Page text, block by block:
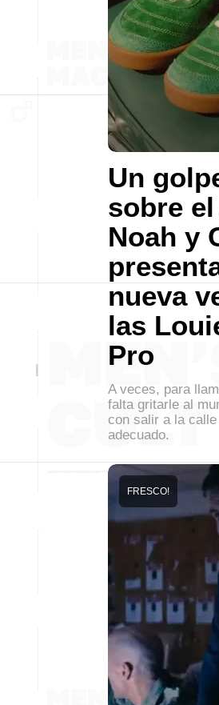
Un
sobre
Noah y
nueva
las
Pro
A veces, para
falta gritarle al
con salir a la
adecuado.
FRESCO!